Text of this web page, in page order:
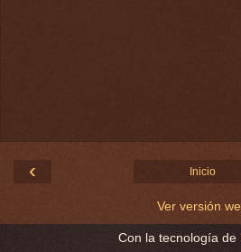
‹ Inicio
Ver versión
Con la tecnología de